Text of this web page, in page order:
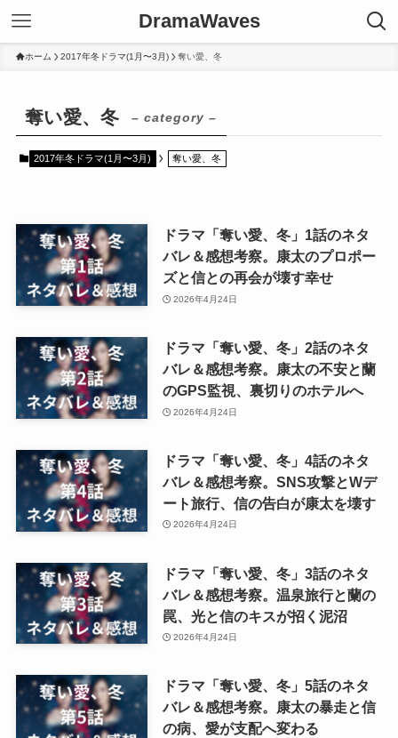
DramaWaves
ホーム 2017年冬ドラマ(1月〜3月) 奪い愛、冬
奪い愛、冬 – category –
2017年冬ドラマ(1月〜3月) 奪い愛、冬
ドラマ「奪い愛、冬」1話のネタ
バレ＆感想考察。康太のプロポー
ズと信との再会が壊す幸せ
2026年4月24日
ドラマ「奪い愛、冬」2話のネタ
バレ＆感想考察。康太の不安と蘭
のGPS監視、裏切りのホテルへ
2026年4月24日
ドラマ「奪い愛、冬」4話のネタ
バレ＆感想考察。SNS攻撃とWデ
ート旅行、信の告白が康太を壊す
2026年4月24日
ドラマ「奪い愛、冬」3話のネタ
バレ＆感想考察。温泉旅行と蘭の
罠、光と信のキスが招く泥沼
2026年4月24日
ドラマ「奪い愛、冬」5話のネタ
バレ＆感想考察。康太の暴走と信
の病、愛が支配へ変わる